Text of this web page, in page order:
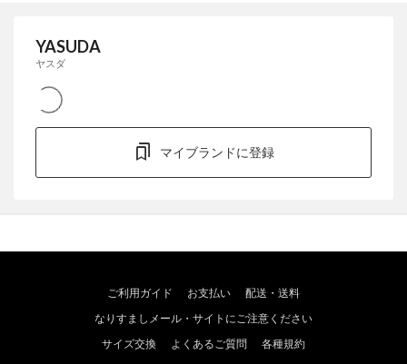
YASUDA
ヤスダ
マイブランドに登録
ご利用ガイド お支払い
配送・送料
なりすましメール・サイトにご注意ください
サイズ交換
よくあるご質問 各種規約